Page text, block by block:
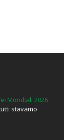
Mondiali 2026
stavamo